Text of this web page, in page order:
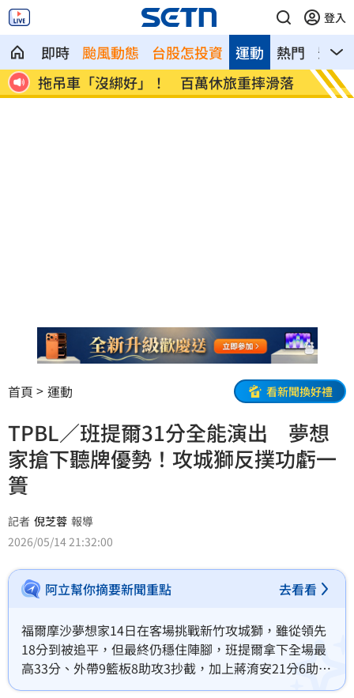
登入
即時 颱風動態 台股怎投資 熱門 影音
運動
落
燈桿「孵蛋」路口影像直播紅鳩輪流護蛋
減碳
場
首頁 運動 看新聞換好禮
TPBL／班提爾31分全能演出 夢想
家搶下聽牌優勢！攻城獅反撲功虧一
簣
記者 倪芝蓉 報導
2026/05/14 21:32:00
阿立幫你摘要新聞重點 去看看
福爾摩沙夢想家14日在客場挑戰新竹攻城獅，雖從領先
18分到被追平，但最終仍穩住陣腳，班提爾拿下全場最
高33分、外帶9籃板8助攻3抄截，加上蔣淯安21分6助攻
4抄截，終場114：106搶下勝利，5戰3勝制系列賽取得